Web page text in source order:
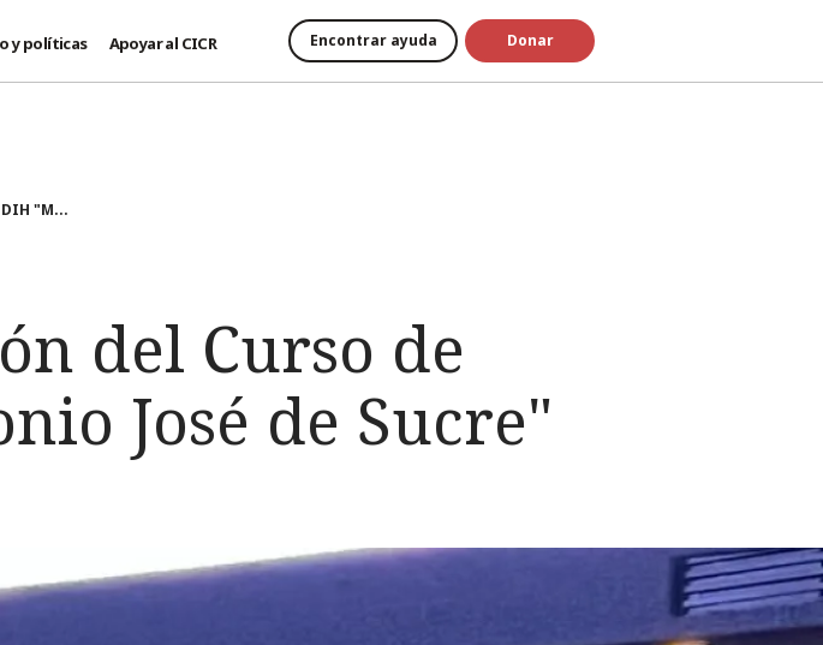
y políticas Apoyar al CICR Encontrar ayuda Donar
"M...
del Curso de
José de Sucre"